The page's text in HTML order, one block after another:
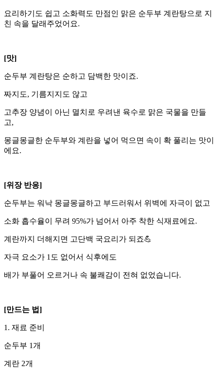
요리하기도 쉽고 소화력도 만점인 맑은 순두부 계란탕으로 지
친 속을 달래주었어요.
[맛]
순두부 계란탕은 순하고 담백한 맛이죠.
짜지도, 기름지지도 않고
고추장 양념이 아닌 멸치로 우려낸 육수로 맑은 국물을 만들
고,
몽글몽글한 순두부와 계란을 넣어 먹으면 속이 확 풀리는 맛이
에요.
[위장 반응]
순두부는 워낙 몽글몽글하고 부드러워서 위벽에 자극이 없고
소화 흡수율이 무려 95%가 넘어서 아주 착한 식재료에요.
계란까지 더해지면 고단백 국요리가 되죠💪
자극 요소가 1도 없어서 식후에도
배가 부풀어 오르거나 속 불쾌감이 전혀 없었습니다.
[만드는 법]
1. 재료 준비
순두부 1개
계란 2개